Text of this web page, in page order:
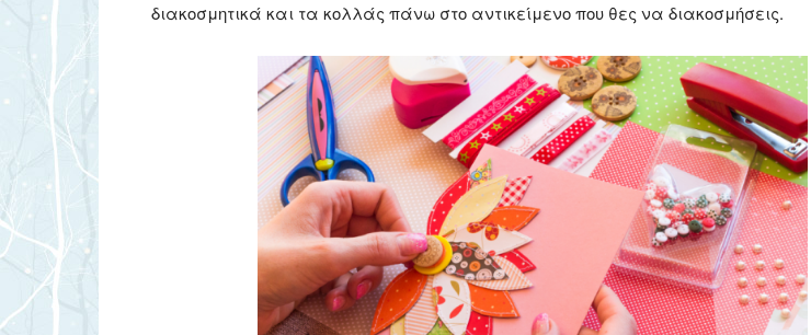
διακοσμητικά και τα κολλάς πάνω στο αντικείμενο που θες να διακοσμήσεις.